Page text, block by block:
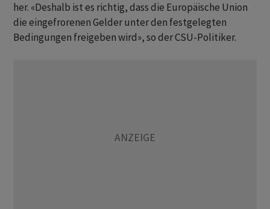
her. «Deshalb ist es richtig, dass die Europäische Union
die eingefrorenen Gelder unter den festgelegten
Bedingungen freigeben wird», so der CSU-Politiker.